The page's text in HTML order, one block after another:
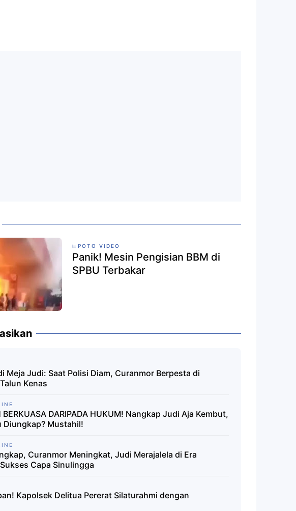
POTO VIDEO
Panik! Mesin Pengisian BBM di
SPBU Terbakar
Meja Judi: Saat Polisi Diam, Curanmor Berpesta di
Kenas
BERKUASA DARIPADA HUKUM! Nangkap Judi Aja Kembut,
Diungkap? Mustahil!
Curanmor Meningkat, Judi Merajalela di Era
Capa Sinulingga
Kapolsek Delitua Pererat Silaturahmi dengan